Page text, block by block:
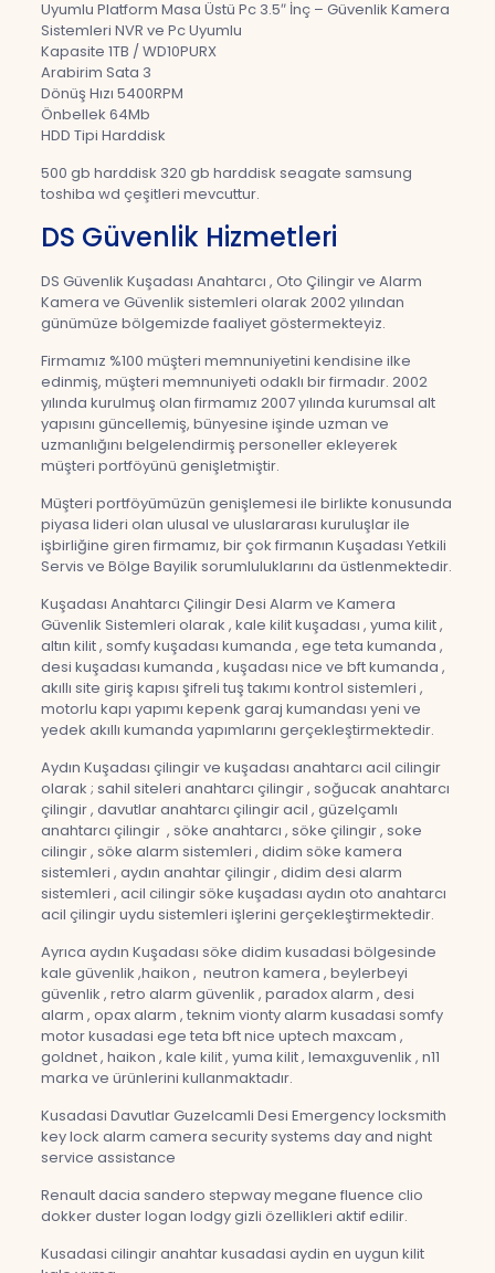
Uyumlu Platform Masa Üstü Pc 3.5″ İnç – Güvenlik Kamera
Sistemleri NVR ve Pc Uyumlu
Kapasite 1TB / WD10PURX
Arabirim Sata 3
Dönüş Hızı 5400RPM
Önbellek 64Mb
HDD Tipi Harddisk
500 gb harddisk 320 gb harddisk seagate samsung
toshiba wd çeşitleri mevcuttur.
DS Güvenlik Hizmetleri
DS Güvenlik Kuşadası Anahtarcı , Oto Çilingir ve Alarm
Kamera ve Güvenlik sistemleri olarak 2002 yılından
günümüze bölgemizde faaliyet göstermekteyiz.
Firmamız %100 müşteri memnuniyetini kendisine ilke
edinmiş, müşteri memnuniyeti odaklı bir firmadır. 2002
yılında kurulmuş olan firmamız 2007 yılında kurumsal alt
yapısını güncellemiş, bünyesine işinde uzman ve
uzmanlığını belgelendirmiş personeller ekleyerek
müşteri portföyünü genişletmiştir.
Müşteri portföyümüzün genişlemesi ile birlikte konusunda
piyasa lideri olan ulusal ve uluslararası kuruluşlar ile
işbirliğine giren firmamız, bir çok firmanın Kuşadası Yetkili
Servis ve Bölge Bayilik sorumluluklarını da üstlenmektedir.
Kuşadası Anahtarcı Çilingir Desi Alarm ve Kamera
Güvenlik Sistemleri olarak , kale kilit kuşadası , yuma kilit ,
altın kilit , somfy kuşadası kumanda , ege teta kumanda ,
desi kuşadası kumanda , kuşadası nice ve bft kumanda ,
akıllı site giriş kapısı şifreli tuş takımı kontrol sistemleri ,
motorlu kapı yapımı kepenk garaj kumandası yeni ve
yedek akıllı kumanda yapımlarını gerçekleştirmektedir.
Aydın Kuşadası çilingir ve kuşadası anahtarcı acil cilingir
olarak ; sahil siteleri anahtarcı çilingir , soğucak anahtarcı
çilingir , davutlar anahtarcı çilingir acil , güzelçamlı
anahtarcı çilingir , söke anahtarcı , söke çilingir , soke
cilingir , söke alarm sistemleri , didim söke kamera
sistemleri , aydın anahtar çilingir , didim desi alarm
sistemleri , acil cilingir söke kuşadası aydın oto anahtarcı
acil çilingir uydu sistemleri işlerini gerçekleştirmektedir.
Ayrıca aydın Kuşadası söke didim kusadasi bölgesinde
kale güvenlik ,haikon , neutron kamera , beylerbeyi
güvenlik , retro alarm güvenlik , paradox alarm , desi
alarm , opax alarm , teknim vionty alarm kusadasi somfy
motor kusadasi ege teta bft nice uptech maxcam ,
goldnet , haikon , kale kilit , yuma kilit , lemaxguvenlik , n11
marka ve ürünlerini kullanmaktadır.
Kusadasi Davutlar Guzelcamli Desi Emergency locksmith
key lock alarm camera security systems day and night
service assistance
Renault dacia sandero stepway megane fluence clio
dokker duster logan lodgy gizli özellikleri aktif edilir.
Kusadasi cilingir anahtar kusadasi aydin en uygun kilit